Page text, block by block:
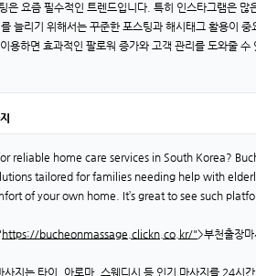
은 요즘 필수적인 트렌드입니다. 특히 인스타그램은
늘리기 위해서는 꾸준한 포스팅과 해시태그 활용이
용하면 효과적인 팔로워 증가와 고객 관리를 도와줄
reliable home care services in South Korea?
tailored for families needing help with
of your own home. It’s great to see such
https://bucheonmassage.clickn.co.kr/">부천출장
사지는 타이, 아로마, 스웨디시 등 인기 마사지를 24시